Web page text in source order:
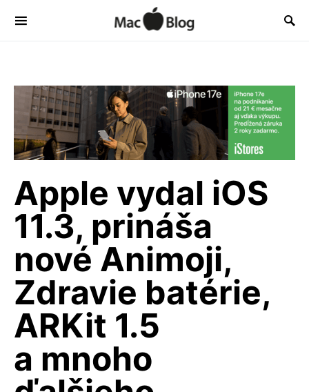
Apple vydal iOS
11.3, prináša
nové Animoji,
Zdravie batérie,
ARKit 1.5
a mnoho